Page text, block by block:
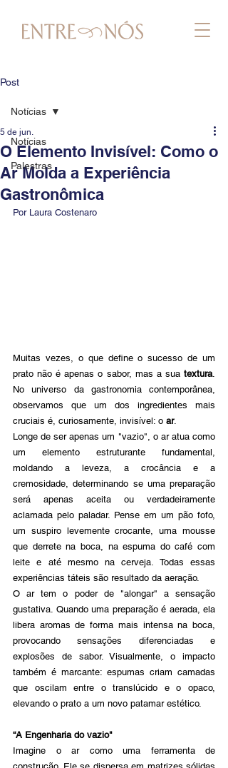
Post
Notícias
Palestras
Notícias
O Elemento Invisível: Como o
Ar Molda a Experiência
Gastronômica
5 de jun.
Por Laura Costenaro
Muitas vezes, o que define o sucesso de um
prato não é apenas o sabor, mas a sua textura.
No universo da gastronomia contemporânea,
observamos que um dos ingredientes mais
cruciais é, curiosamente, invisível: o ar.
Longe de ser apenas um "vazio", o ar atua como
um elemento estruturante fundamental,
moldando a leveza, a crocância e a
cremosidade, determinando se uma preparação
será apenas aceita ou verdadeiramente
aclamada pelo paladar. Pense em um pão fofo,
um suspiro levemente crocante, uma mousse
que derrete na boca, na espuma do café com
leite e até mesmo na cerveja. Todas essas
experiências táteis são resultado da aeração.
O ar tem o poder de "alongar" a sensação
gustativa. Quando uma preparação é aerada, ela
libera aromas de forma mais intensa na boca,
provocando sensações diferenciadas e
explosões de sabor. Visualmente, o impacto
também é marcante: espumas criam camadas
que oscilam entre o translúcido e o opaco,
elevando o prato a um novo patamar estético.
“A Engenharia do vazio"
Imagine o ar como uma ferramenta de